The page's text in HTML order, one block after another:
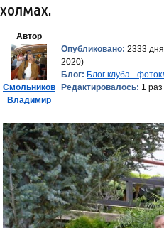
холмах.
Автор
Смольников
Владимир
Опубликовано: 2333
2020)
Блог: Блог клуба -
Редактировалось: 1